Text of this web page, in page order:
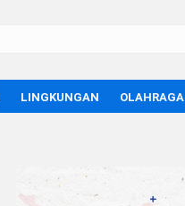
LINGKUNGAN OLAHRAGA